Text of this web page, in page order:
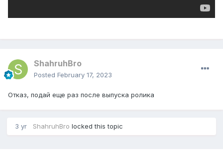
ShahruhBro
Posted February 17, 2023
Отказ, подай еще раз после выпуска ролика
3 yr ShahruhBro locked this topic